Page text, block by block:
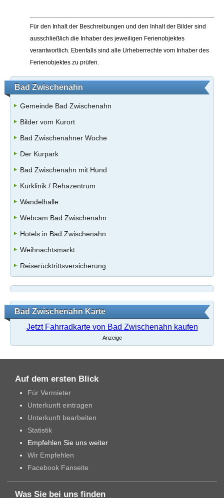
Für den Inhalt der Beschreibungen und den Inhalt der Bilder sind
ausschließlich die Inhaber des jeweiligen Ferienobjektes
verantwortlich. Ebenfalls sind alle Urheberrechte vom Inhaber des
Ferienobjektes zu prüfen.
Bad Zwischenahn
Gemeinde Bad Zwischenahn
Bilder vom Kurort
Bad Zwischenahner Woche
Der Kurpark
Bad Zwischenahn mit Hund
Kurklinik / Rehazentrum
Wandelhalle
Webcam Bad Zwischenahn
Hotels in Bad Zwischenahn
Weihnachtsmarkt
Reiserücktrittsversicherung
Bad Zwischenahn Karte
Jetzt Fahrradkarte von Bad Zwischenahn kaufen
Anzeige
Auf dem ersten Blick
Für Vermieter
Unterkunft eintragen
Unterkunft bearbeiten
Statistik
Empfehlen Sie uns weiter
Wir Empfehlen
Facebook Fanseite
Was Sie bei uns finden